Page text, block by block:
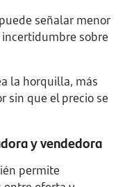
puede señalar menor
sobre
la horquilla, más
sin que el precio se
y vendedora
permite